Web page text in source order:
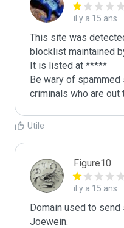
il y a 15 ans
This site was
blocklist maintained
It is listed at *****
Be wary of
criminals who are out
Utile
Figure10
il y a 15 ans
Domain used to
Joewein.